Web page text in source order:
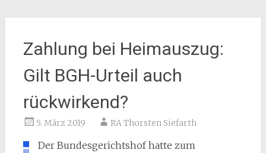
Zahlung bei Heimauszug:
Gilt BGH-Urteil auch
rückwirkend?
5. März 2019 RA Thorsten Siefarth
Der Bundesgerichtshof hatte zum